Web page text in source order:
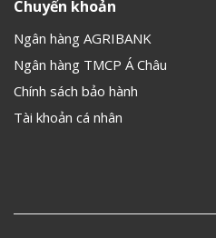
Chuyển khoản
Ngân hàng AGRIBANK
Ngân hàng TMCP Á Châu
Chính sách bảo hành
Tài khoản cá nhân